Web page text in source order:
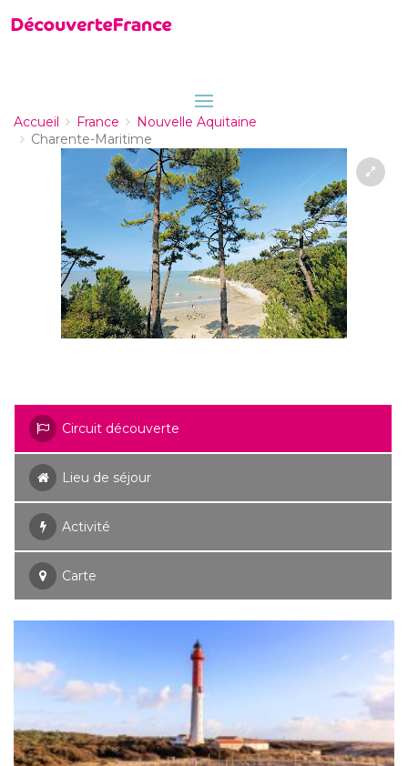
Accueil France
Nouvelle Aquitaine
Charente-Maritime
Circuit découverte
Lieu de séjour
Activité
Carte